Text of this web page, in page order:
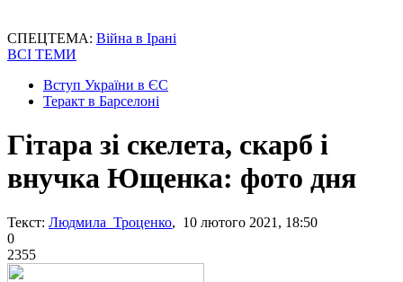
СПЕЦТЕМА: Війна в Ірані
ВСІ ТЕМИ
Вступ України в ЄС
Теракт в Барселоні
Гітара зі скелета, скарб і
внучка Ющенка: фото дня
Текст: Людмила Троценко, 10 лютого 2021, 18:50
0
2355